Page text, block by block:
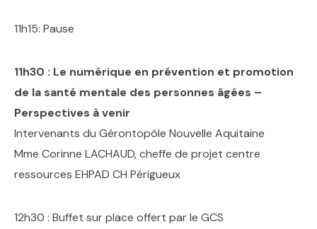
11h15: Pause
11h30 : Le numérique en prévention et promotion
de la santé mentale des personnes âgées –
Perspectives à venir
Intervenants du Gérontopôle Nouvelle Aquitaine
Mme Corinne LACHAUD, cheffe de projet centre
ressources EHPAD CH Périgueux
12h30 : Buffet sur place offert par le GCS